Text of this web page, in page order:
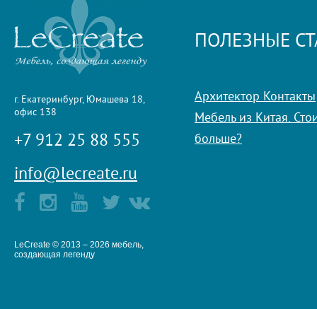
г. Екатеринбург, Юмашева 18,
офис 138
+7 912 25 88 555
info@lecreate.ru
LeCreate © 2013 – 2026 мебель,
создающая легенду
ПОЛЕЗНЫЕ
Архитектор Контакты
Мебель из Китая.
больше?